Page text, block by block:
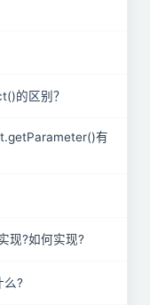
的区别？
有
现?如何实现?
么?